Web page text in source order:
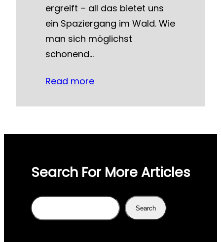
ergreift – all das bietet uns
ein Spaziergang im Wald. Wie
man sich möglichst
schonend…
Read more
Search For More Articles
Search Search